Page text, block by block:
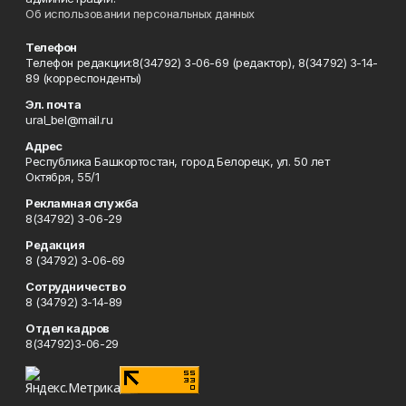
Об использовании персональных данных
Телефон
Телефон редакции:8(34792) 3-06-69 (редактор), 8(34792) 3-14-
89 (корреспонденты)
Эл. почта
ural_bel@mail.ru
Адрес
Республика Башкортостан, город Белорецк, ул. 50 лет
Октября, 55/1
Рекламная служба
8(34792) 3-06-29
Редакция
8 (34792) 3-06-69
Сотрудничество
8 (34792) 3-14-89
Отдел кадров
8(34792)3-06-29